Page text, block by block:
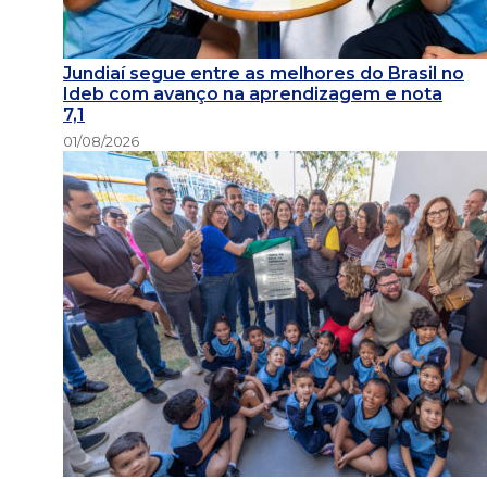
Jundiaí segue entre as melhores do Brasil no
Ideb com avanço na aprendizagem e nota
7,1
01/08/2026